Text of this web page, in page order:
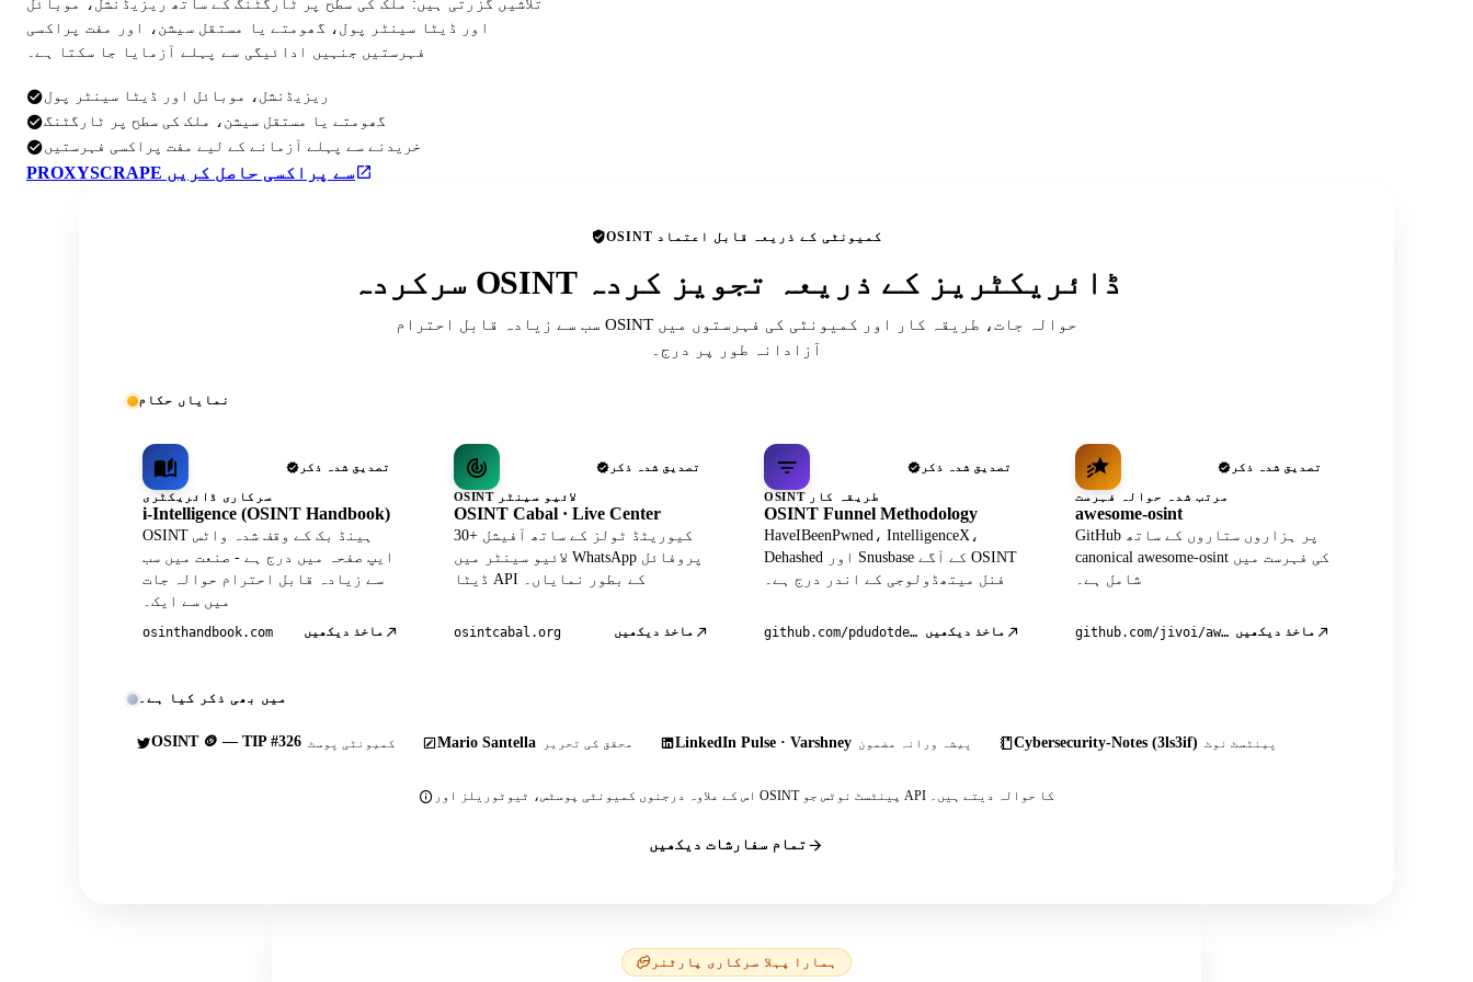
تلاشیں گزرتی ہیں: ملک کی سطح پر ٹارگٹنگ کے ساتھ ریزیڈنشل، موبائل
اور ڈیٹا سینٹر پول، گھومتے یا مستقل سیشن، اور مفت پراکسی
فہرستیں جنہیں ادائیگی سے پہلے آزمایا جا سکتا ہے۔
ریزیڈنشل، موبائل اور ڈیٹا سینٹر پول
گھومتے یا مستقل سیشن، ملک کی سطح پر ٹارگٹنگ
خریدنے سے پہلے آزمانے کے لیے مفت پراکسی فہرستیں
PROXYSCRAPE سے پراکسی حاصل کریں
OSINT کمیونٹی کے ذریعہ قابل اعتماد
سرکردہ OSINT ڈائریکٹریز کے ذریعہ تجویز کردہ
سب سے زیادہ قابل احترام OSINT حوالہ جات، طریقہ کار اور کمیونٹی کی فہرستوں میں
آزادانہ طور پر درج۔
نمایاں حکام
تصدیق شدہ ذکر
سرکاری ڈائریکٹری
i-Intelligence (OSINT Handbook)
OSINT ہینڈ بک کے وقف شدہ واٹس
ایپ صفحہ میں درج ہے - صنعت میں سب
سے زیادہ قابل احترام حوالہ جات
میں سے ایک۔
osinthandbook.com ماخذ دیکھیں
تصدیق شدہ ذکر
OSINT لائیو سینٹر
OSINT Cabal · Live Center
30+ کیوریٹڈ ٹولز کے ساتھ آفیشل
لائیو سینٹر میں WhatsApp پروفائل
ڈیٹا API کے بطور نمایاں۔
osintcabal.org ماخذ دیکھیں
تصدیق شدہ ذکر
OSINT طریقہ کار
OSINT Funnel Methodology
HaveIBeenPwned، IntelligenceX،
Dehashed اور Snusbase کے آگے OSINT
فنل میتھڈولوجی کے اندر درج ہے۔
github.com/pdudotdev/ofm ماخذ دیکھیں
تصدیق شدہ ذکر
مرتب شدہ حوالہ فہرست
awesome-osint
GitHub پر ہزاروں ستاروں کے ساتھ
canonical awesome-osint کی فہرست میں
شامل ہے۔
github.com/jivoi/awesome-osint ماخذ دیکھیں
میں بھی ذکر کیا ہے۔
OSINT 🪙 — TIP #326 کمیونٹی پوسٹ Mario Santella محقق کی تحریر LinkedIn Pulse · Varshney پیشہ ورانہ مضمون Cybersecurity-Notes (3ls3if) پینٹسٹ نوٹ
اس کے علاوہ درجنوں کمیونٹی پوسٹس، ٹیوٹوریلز اور OSINT پینٹسٹ نوٹس جو API کا حوالہ دیتے ہیں۔
تمام سفارشات دیکھیں
ہمارا پہلا سرکاری پارٹنر